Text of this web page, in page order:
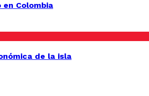
Colombia
de la isla